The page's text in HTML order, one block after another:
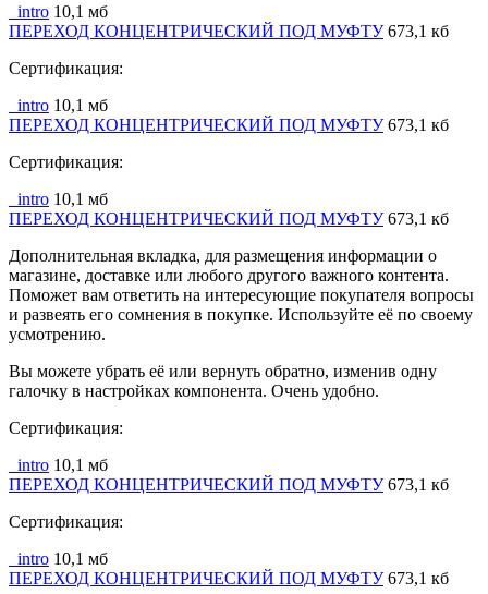
_intro 10,1 мб
ПЕРЕХОД КОНЦЕНТРИЧЕСКИЙ ПОД МУФТУ 673,1 кб
Сертификация:
_intro 10,1 мб
ПЕРЕХОД КОНЦЕНТРИЧЕСКИЙ ПОД МУФТУ 673,1 кб
Сертификация:
_intro 10,1 мб
ПЕРЕХОД КОНЦЕНТРИЧЕСКИЙ ПОД МУФТУ 673,1 кб
Дополнительная вкладка, для размещения информации о
магазине, доставке или любого другого важного контента.
Поможет вам ответить на интересующие покупателя вопросы
и развеять его сомнения в покупке. Используйте её по своему
усмотрению.
Вы можете убрать её или вернуть обратно, изменив одну
галочку в настройках компонента. Очень удобно.
Сертификация:
_intro 10,1 мб
ПЕРЕХОД КОНЦЕНТРИЧЕСКИЙ ПОД МУФТУ 673,1 кб
Сертификация:
_intro 10,1 мб
ПЕРЕХОД КОНЦЕНТРИЧЕСКИЙ ПОД МУФТУ 673,1 кб